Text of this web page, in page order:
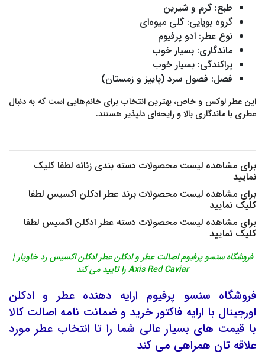
طبع: گرم و شیرین
گروه بویایی: گلی میوه‌ای
نوع عطر: ادو پرفیوم
ماندگاری: بسیار خوب
پراکندگی: بسیار خوب
فصل: فصول سرد (پاییز و زمستان)
این عطر لوکس و خاص، بهترین انتخاب برای خانم‌هایی است که به دنبال
عطری با ماندگاری بالا و رایحه‌ای دلپذیر هستند.
برای مشاهده لیست محصولات دسته بندی زنانه لطفا کلیک
نمایید
برای مشاهده لیست محصولات برند عطر ادکلن اکسیس لطفا
کلیک نمایید
برای مشاهده لیست محصولات دسته عطر ادکلن اکسیس لطفا
کلیک نمایید
فروشگاه سنسو پرفیوم اصالت عطر و ادکلن عطر ادکلن اکسیس رد خاویار |
Axis Red Caviar را تایید می کند
فروشگاه سنسو پرفیوم ارایه دهندهعطرو ادکلن
اورجینال با ارایه فاکتور خرید و ضمانت نامه اصالت کالا
با قیمت های بسیار عالی شما را تا انتخاب عطر مورد
علاقه تان همراهی می کند